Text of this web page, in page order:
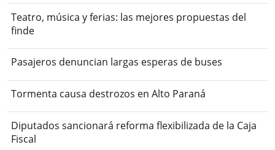
Teatro, música y ferias: las mejores propuestas del
finde
Pasajeros denuncian largas esperas de buses
Tormenta causa destrozos en Alto Paraná
Diputados sancionará reforma flexibilizada de la Caja
Fiscal